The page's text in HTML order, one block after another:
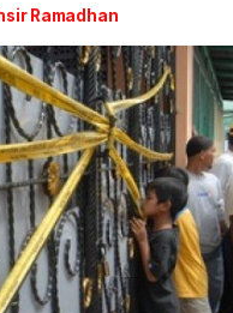
Ramadhan